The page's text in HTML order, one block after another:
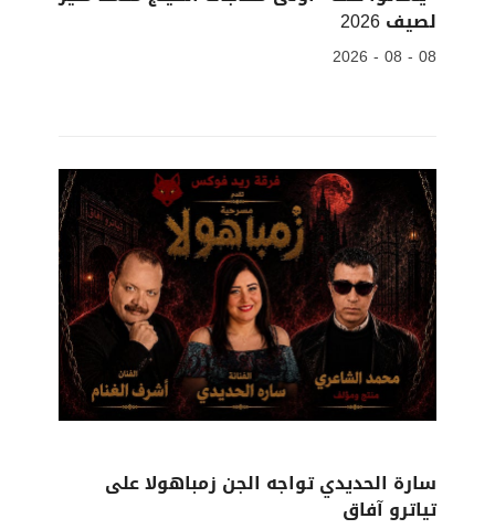
لصيف 2026
08 - 08 - 2026
سارة الحديدي تواجه الجن زمباهولا على
تياترو آفاق